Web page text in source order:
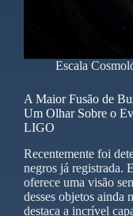
Escala
A Maior Fusão de
Um Olhar Sobre o
LIGO
Recentemente foi
negros já registrada.
oferece uma visão
desses objetos ainda
destaca a incrível